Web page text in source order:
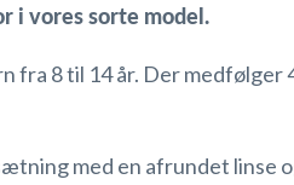
i voressorte model.
fra 8 til 14 år. Der
med en afrundet linse